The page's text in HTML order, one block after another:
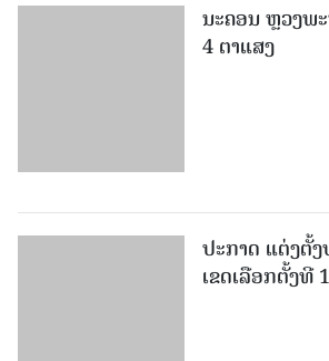
ນະຄອນ ຫຼວງພ
4 ຕາແສງ
ປະກາດ ແຕ່ງຕັ້
ເຂດເລືອກຕັ້ງທີ